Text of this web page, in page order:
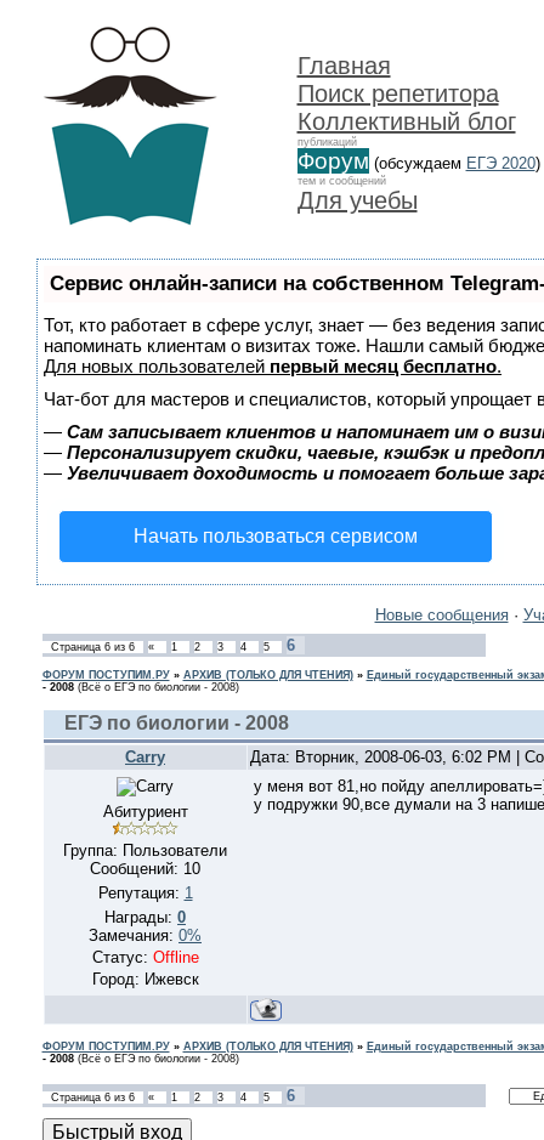
Главная
Поиск репетитора
Коллективный блог
публикаций
Форум (обсуждаем ЕГЭ 2020)
тем и сообщений
Для учебы
Сервис онлайн-записи на собственном
Тот, кто работает в сфере услуг, знает — без ведения
напоминать клиентам о визитах тоже. Нашли самый
Для новых пользователей первый месяц бесплатно.
Чат-бот для мастеров и специалистов, который упрощает
— Сам записывает клиентов и напоминает им о
— Персонализирует скидки, чаевые, кэшбэк и
— Увеличивает доходимость и помогает больше
Начать пользоваться сервисом
Новые сообщения·
Страница 6из 6 « 1 2 3 4 5 6
ФОРУМ ПОСТУПИМ.РУ» АРХИВ (ТОЛЬКО ДЛЯ ЧТЕНИЯ)» Единый государственный
- 2008 (Всё о ЕГЭ по биологии - 2008)
ЕГЭ по биологии - 2008
Carry Дата: Вторник, 2008-06-03, 6:02 PM |
Абитуриент
Группа: Пользователи
Сообщений: 10
Репутация: 1
Награды: 0
Замечания: 0%
Статус: Offline
Город: Ижевск
у меня вот 81,но пойду
у подружки 90,все думали на 3
ФОРУМ ПОСТУПИМ.РУ» АРХИВ (ТОЛЬКО ДЛЯ ЧТЕНИЯ)» Единый государственный
- 2008 (Всё о ЕГЭ по биологии - 2008)
Страница 6из 6 « 1 2 3 4 5 6